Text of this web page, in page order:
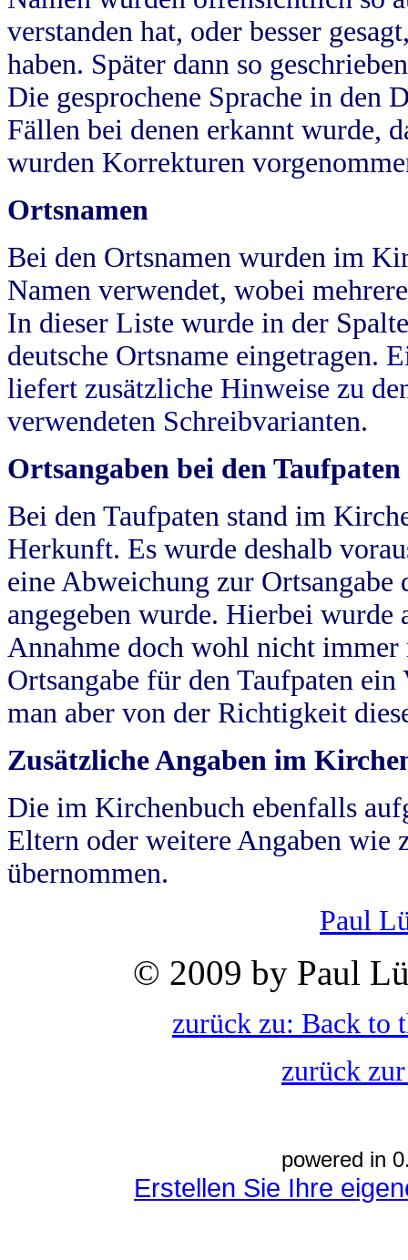
verstanden hat, oder besser
haben. Später dann so
Die gesprochene Sprache in
Fällen bei denen erkannt wurde,
wurden Korrekturen
Ortsnamen
Bei den Ortsnamen wurden im
Namen verwendet, wobei
In dieser Liste wurde in der
deutsche Ortsname eingetragen.
liefert zusätzliche Hinweise zu
verwendeten Schreibvarianten.
Ortsangaben bei den Taufpaten
Bei den Taufpaten stand im
Herkunft. Es wurde deshalb
eine Abweichung zur
angegeben wurde. Hierbei wurde
Annahme doch wohl nicht
Ortsangabe für den Taufpaten
man aber von der Richtigkeit
Zusätzliche Angaben im
Die im Kirchenbuch ebenfalls
Eltern oder weitere Angaben wie
übernommen.
Paul
© 2009 by Paul
zurück zu: Back to
zurück
powered in
Erstellen Sie Ihre